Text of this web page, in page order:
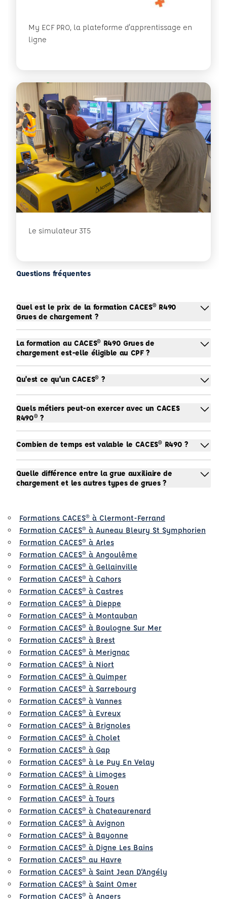
My ECF PRO, la plateforme d'apprentissage en
ligne
Le simulateur 3T5
Questions fréquentes
Quel est le prix de la formation CACES® R490
Grues de chargement ?
La formation au CACES® R490 Grues de
chargement est-elle éligible au CPF ?
Qu'est ce qu'un CACES® ?
Quels métiers peut-on exercer avec un CACES
R490® ?
Combien de temps est valable le CACES® R490 ?
Quelle différence entre la grue auxiliaire de
chargement et les autres types de grues ?
Formations CACES® à Clermont-Ferrand
Formation CACES® à Auneau Bleury St Symphorien
Formation CACES® à Arles
Formation CACES® à Angoulême
Formation CACES® à Gellainville
Formation CACES® à Cahors
Formation CACES® à Castres
Formation CACES® à Dieppe
Formation CACES® à Montauban
Formation CACES® à Boulogne Sur Mer
Formation CACES® à Brest
Formation CACES® à Merignac
Formation CACES® à Niort
Formation CACES® à Quimper
Formation CACES® à Sarrebourg
Formation CACES® à Vannes
Formation CACES® à Evreux
Formation CACES® à Brignoles
Formation CACES® à Cholet
Formation CACES® à Gap
Formation CACES® à Le Puy En Velay
Formation CACES® à Limoges
Formation CACES® à Rouen
Formation CACES® à Tours
Formation CACES® à Chateaurenard
Formation CACES® à Avignon
Formation CACES® à Bayonne
Formation CACES® à Digne Les Bains
Formation CACES® au Havre
Formation CACES® à Saint Jean D'Angély
Formation CACES® à Saint Omer
Formation CACES® à Angers